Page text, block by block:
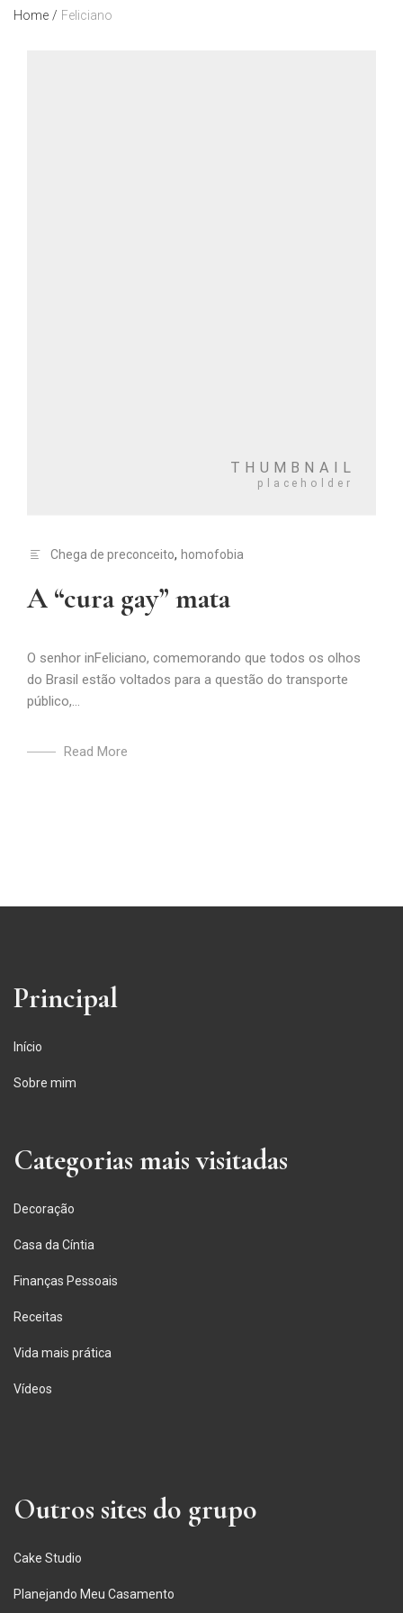
Home / Feliciano
Chega de preconceito, homofobia
A “cura gay” mata
O senhor inFeliciano, comemorando que todos os olhos
do Brasil estão voltados para a questão do transporte
público,...
Read More
Principal
Início
Sobre mim
Categorias mais visitadas
Decoração
Casa da Cíntia
Finanças Pessoais
Receitas
Vida mais prática
Vídeos
Outros sites do grupo
Cake Studio
Planejando Meu Casamento